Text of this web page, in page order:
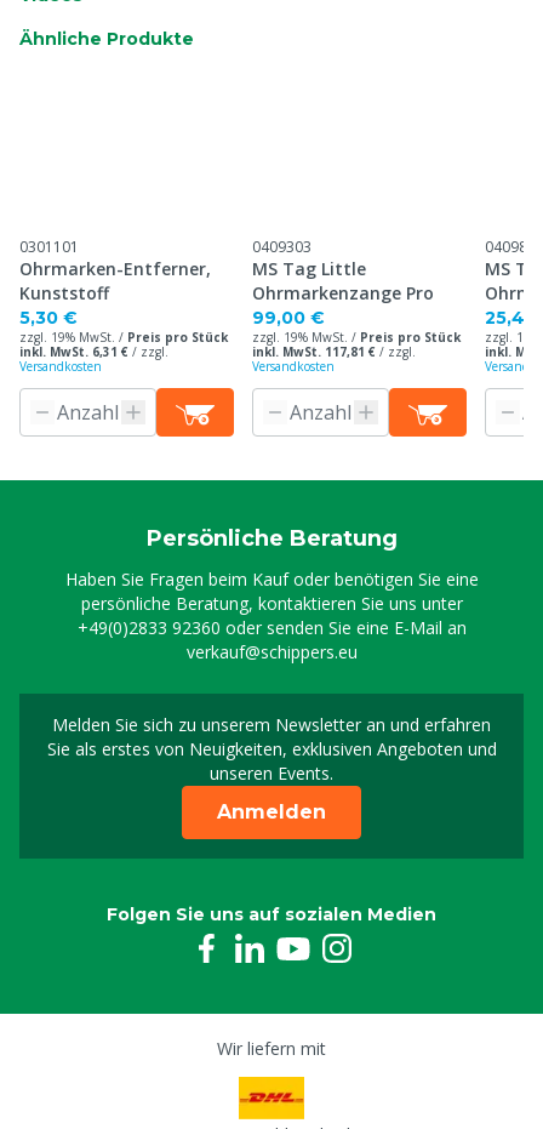
Ähnliche Produkte
0301101
Ohrmarken-Entferner,
Kunststoff
5,30 €
zzgl. 19% MwSt. / Preis pro Stück
inkl. MwSt. 6,31 € / zzgl.
Versandkosten
0409303
MS Tag Little
Ohrmarkenzange Pro
99,00 €
zzgl. 19% MwSt. / Preis pro Stück
inkl. MwSt. 117,81 € / zzgl.
Versandkosten
0409846
MS
25,40
zzgl.
inkl.
Persönliche Beratung
Haben Sie Fragen beim Kauf oder benötigen Sie eine
persönliche Beratung, kontaktieren Sie uns unter
+49(0)2833 92360 oder senden Sie eine E-Mail an
verkauf@schippers.eu
Melden Sie sich zu unserem Newsletter an und erfahren
Sie als erstes von Neuigkeiten, exklusiven Angeboten und
unseren Events.
Melden Sie sich für
Anmelden
Folgen Sie uns auf sozialen Medien
Wir liefern mit